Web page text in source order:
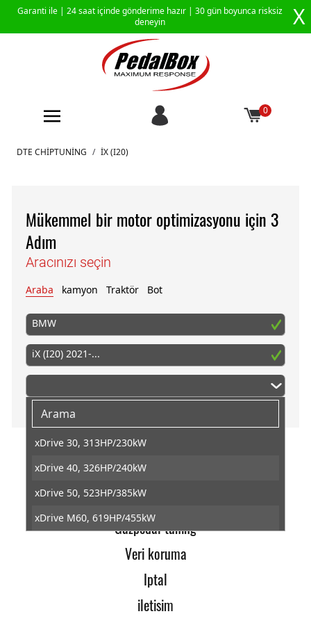
Garanti ile | 24 saat içinde gönderime hazır | 30 gün boyunca risksiz
deneyin
X
0
İçeriğe geç
DTE CHIPTUNING / IX (I20)
Mükemmel bir motor optimizasyonu için 3
Adım
Aracınızı seçin
Araba kamyon Traktör Bot
BMW
iX (I20) 2021-...
xDrive 30, 313HP/230kW
xDrive 40, 326HP/240kW
xDrive 50, 523HP/385kW
xDrive M60, 619HP/455kW
PedalBox
Baska
Gazpedal tuning
Veri koruma
Iptal
iletisim